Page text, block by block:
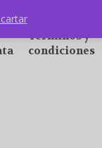
Términos y
condiciones